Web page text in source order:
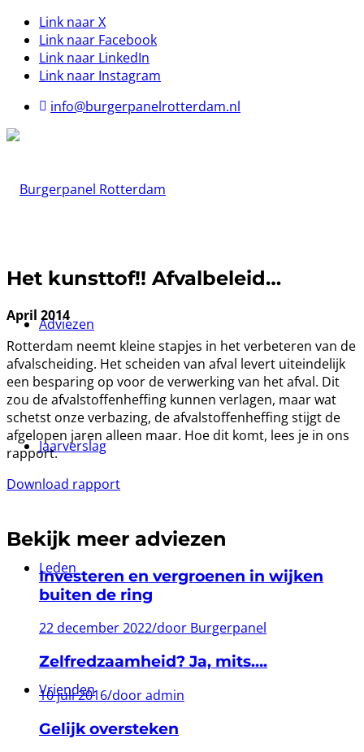
Link naar X
Link naar Facebook
Link naar LinkedIn
Link naar Instagram
info@burgerpanelrotterdam.nl
Adviezen
Jaarverslag
Leden
Vrienden
Het kunsttof!! Afvalbeleid…
April 2014
Rotterdam neemt kleine stapjes in het verbeteren van de
afvalscheiding. Het scheiden van afval levert uiteindelijk
een besparing op voor de verwerking van het afval. Dit
zou de afvalstoffenheffing kunnen verlagen, maar wat
schetst onze verbazing, de afvalstoffenheffing stijgt de
afgelopen jaren alleen maar. Hoe dit komt, lees je in ons
rapport.
Download rapport
Bekijk meer adviezen
Investeren en vergroenen in wijken
buiten de ring
22 december 2022/door Burgerpanel
Zelfredzaamheid? Ja, mits….
10 juli 2016/door admin
Gelijk oversteken